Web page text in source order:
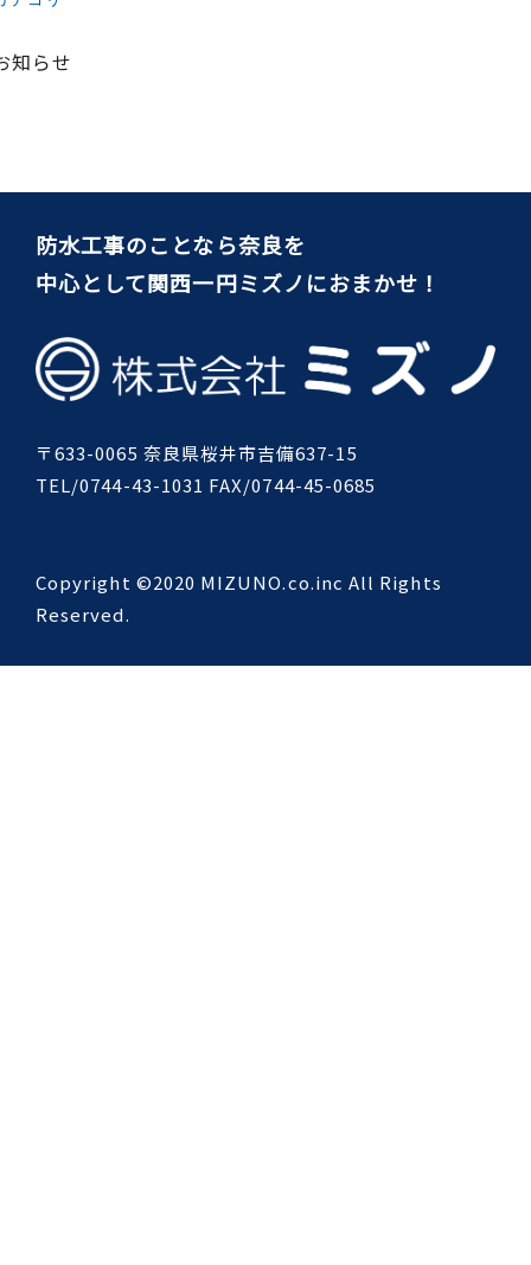
知らせ
防水工事のことなら奈良を
中心として関西一円ミズノにおまかせ！
〒633-0065 奈良県桜井市吉備637-15
TEL/0744-43-1031 FAX/0744-45-0685
Copyright ©2020 MIZUNO.co.inc All Rights
Reserved.